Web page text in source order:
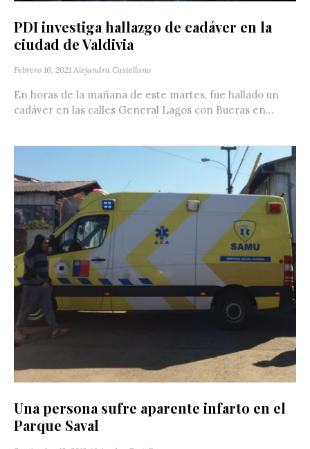
PDI investiga hallazgo de cadáver en la
ciudad de Valdivia
Febrero 16, 2021 Alejandra Castellano
En horas de la mañana de este martes, fue hallado un
cadáver en las calles General Lagos con Bueras en...
Una persona sufre aparente infarto en el
Parque Saval